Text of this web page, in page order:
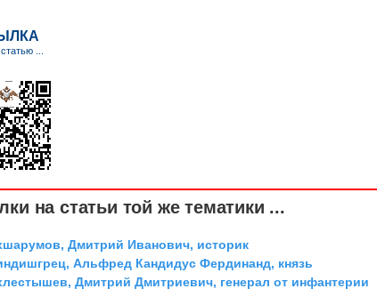
на статьи той же тематики ...
Дмитрий Иванович, историк
Альфред Кандидус Фердинанд, князь
Дмитрий Дмитриевич, генерал от инфантерии